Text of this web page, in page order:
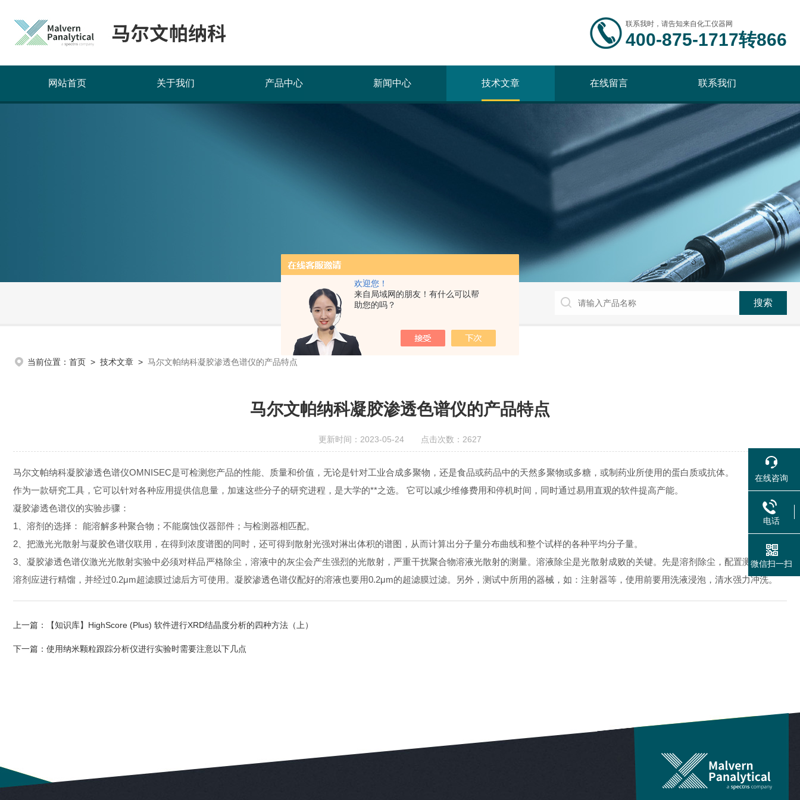
欢迎您！
来自局域网的朋友！有什么可以帮
助您的吗？
联系我时，请告知来自化工仪器网
400-875-1717转866
网站首页 关于我们 产品中心 新闻中心 技术文章 在线留言 联系我们
当前位置： 首页 > 技术文章 > 马尔文帕纳科凝胶渗透色谱仪的产品特点
马尔文帕纳科凝胶渗透色谱仪的产品特点
更新时间：2023-05-24 点击次数：2627
马尔文帕纳科凝胶渗透色谱仪OMNISEC是可检测您产品的性能、质量和价值，无论是针对工业合成多聚物，还是食品或药品中的天然多聚物或多糖，或制药业所使用的蛋白质或抗体。
作为一款研究工具，它可以针对各种应用提供信息量，加速这些分子的研究进程，是大学的**之选。 它可以减少维修费用和停机时间，同时通过易用直观的软件提高产能。
凝胶渗透色谱仪的实验步骤：
1、溶剂的选择： 能溶解多种聚合物；不能腐蚀仪器部件；与检测器相匹配。
2、把激光光散射与凝胶色谱仪联用，在得到浓度谱图的同时，还可得到散射光强对淋出体积的谱图，从而计算出分子量分布曲线和整个试样的各种平均分子量。
3、凝胶渗透色谱仪激光光散射实验中必须对样品严格除尘，溶液中的灰尘会产生强烈的光散射，严重干扰聚合物溶液光散射的测量。溶液除尘是光散射成败的关键。先是溶剂除尘，配置测试样品的
溶剂应进行精馏，并经过0.2μm超滤膜过滤后方可使用。凝胶渗透色谱仪配好的溶液也要用0.2μm的超滤膜过滤。另外，测试中所用的器械，如：注射器等，使用前要用洗液浸泡，清水强力冲洗。
上一篇： 【知识库】HighScore (Plus) 软件进行XRD结晶度分析的四种方法（上）
下一篇： 使用纳米颗粒跟踪分析仪进行实验时需要注意以下几点
在线咨询
电话
微信扫一扫